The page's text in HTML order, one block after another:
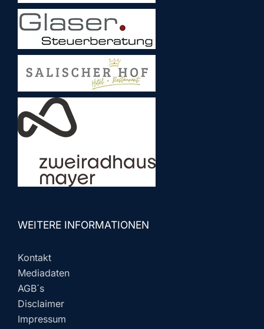
WEITERE INFORMATIONEN
Kontakt
Mediadaten
AGB´s
Disclaimer
Impressum